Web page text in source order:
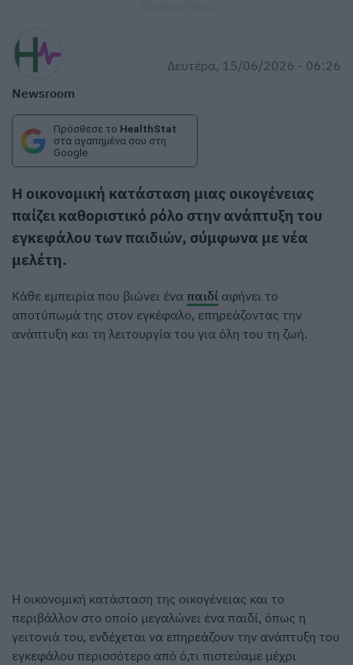
Newsroom
Δευτέρα, 15/06/2026 - 06:26
Πρόσθεσε το HealthStat
στα αγαπημένα σου στη
Google
Η οικονομική κατάσταση μιας οικογένειας
παίζει καθοριστικό ρόλο στην ανάπτυξη του
εγκεφάλου τωνπαιδιών, σύμφωνα με νέα
μελέτη.
Κάθε εμπειρία που βιώνει ένα παιδί αφήνει το
αποτύπωμά της στον εγκέφαλο, επηρεάζοντας την
ανάπτυξη και τη λειτουργία του για όλη του τη ζωή.
Η οικονομική κατάσταση της οικογένειας και το
περιβάλλον στο οποίο μεγαλώνει ένα παιδί, όπως η
γειτονιά του, ενδέχεται να επηρεάζουν την ανάπτυξη του
εγκεφάλου περισσότερο από ό,τι πιστεύαμε μέχρι